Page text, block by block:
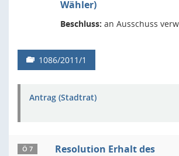
Wähler)
Beschluss: an Ausschuss
1086/2011/1
Antrag (Stadtrat)
Ö 7
Resolution Erhalt des